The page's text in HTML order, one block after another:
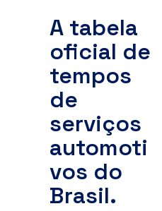
A tabela
oficial de
tempos
de
serviços
automoti
vos do
Brasil.